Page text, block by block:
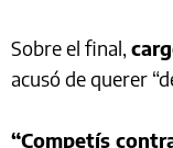
Sobre el final,
acusó de querer
“Competís